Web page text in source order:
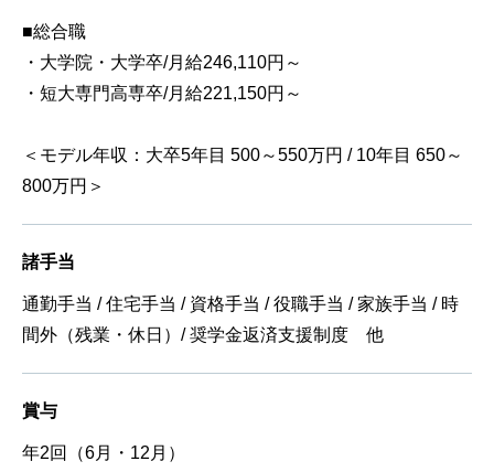
■総合職
・大学院・大学卒/月給246,110円～
・短大専門高専卒/月給221,150円～
＜モデル年収：大卒5年目 500～550万円 / 10年目 650～
800万円＞
諸手当
通勤手当 / 住宅手当 / 資格手当 / 役職手当 / 家族手当 / 時
間外（残業・休日）/ 奨学金返済支援制度 他
賞与
年2回（6月・12月）